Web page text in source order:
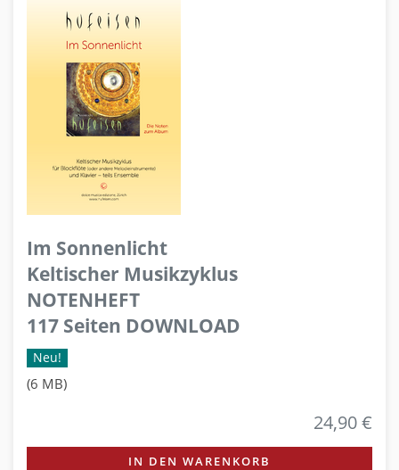
Im Sonnenlicht
Keltischer Musikzyklus
NOTENHEFT
117 Seiten DOWNLOAD
Neu!
(6 MB)
24,90 €
IN DEN WARENKORB